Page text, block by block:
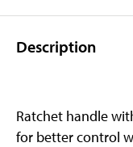
Description
Ratchet handle
for better control